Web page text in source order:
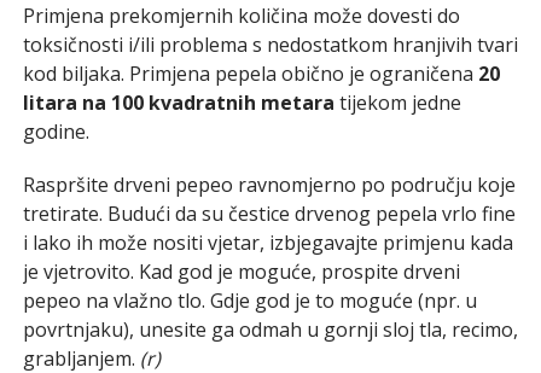
Primjena prekomjernih količina može dovesti do
toksičnosti i/ili problema s nedostatkom hranjivih tvari
kod biljaka. Primjena pepela obično je ograničena 20
litara na 100 kvadratnih metara tijekom jedne
godine.
Raspršite drveni pepeo ravnomjerno po području koje
tretirate. Budući da su čestice drvenog pepela vrlo fine
i lako ih može nositi vjetar, izbjegavajte primjenu kada
je vjetrovito. Kad god je moguće, prospite drveni
pepeo na vlažno tlo. Gdje god je to moguće (npr. u
povrtnjaku), unesite ga odmah u gornji sloj tla, recimo,
grabljanjem. (r)